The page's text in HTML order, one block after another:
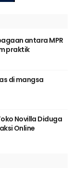
antara MPR
praktik
di mangsa
Novilla Diduga
Online